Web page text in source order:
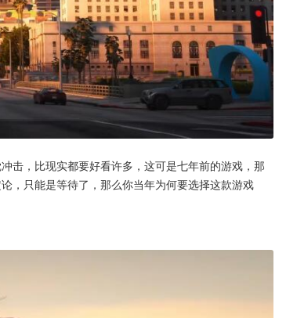
击，比现实都要好看许多，这可是七年前的游戏，那
，只能是等待了，那么你当年为何要选择这款游戏